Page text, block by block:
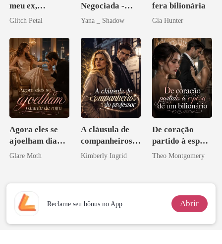
meu ex,
desejada pelo
Glitch Petal
Negociada -
Uma flor para o
Yana _ Shadow
fera bilionária
Gia Hunter
Agora eles se
ajoelham diante
de mim
Glare Moth
A cláusula de
companheiros
do professor
Kimberly Ingrid
De coração
partido à esposa
de um bilionário
Theo Montgomery
Reclame seu bônus no App Abrir